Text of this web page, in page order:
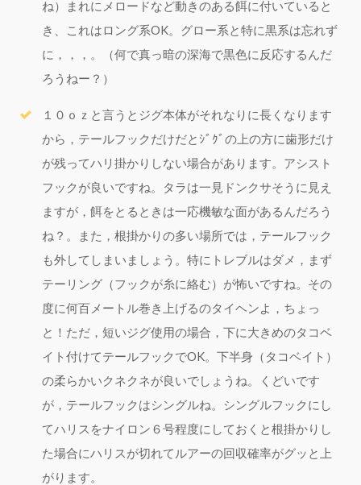
ね）まれにメロードなど動きのある餌に付いていると
き、これはロング系OK。グロー系と特に黒系は忘れず
に，，，。（何で真っ暗の深海で黒色に反応するんだ
ろうねー？）
１０ｏｚと言うとジグ本体がそれなりに長くなります
から，テールフックだけだとｼﾞｸﾞの上の方に歯形だけ
が残ってハリ掛かりしない場合があります。アシスト
フックが良いですね。タラは一見ドンクサそうに見え
ますが，餌をとるときは一応機敏な面があるんだろう
ね？。また，根掛かりの多い場所では，テールフック
も外してしまいましょう。特にトレブルはダメ，まず
テーリング（フックが糸に絡む）が怖いですね。その
度に何百メートル巻き上げるのタイヘンよ，ちょっ
と！ただ，短いジグ使用の場合，下に大きめのタコベ
イト付けてテールフックでOK。下半身（タコベイト）
の柔らかいクネクネが良いでしょうね。くどいです
が，テールフックはシングルね。シングルフックにし
てハリスをナイロン６号程度にしておくと根掛かりし
た場合にハリスが切れてルアーの回収確率がグッと上
がります。